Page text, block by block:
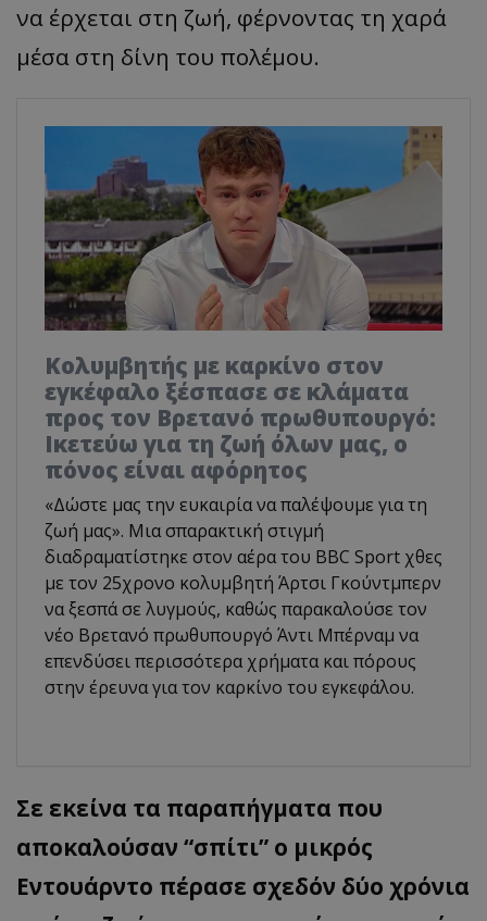
να έρχεται στη ζωή, φέρνοντας τη χαρά
μέσα στη δίνη του πολέμου.
Κολυμβητής με καρκίνο στον
εγκέφαλο ξέσπασε σε κλάματα
προς τον Βρετανό πρωθυπουργό:
Ικετεύω για τη ζωή όλων μας, ο
πόνος είναι αφόρητος
«Δώστε μας την ευκαιρία να παλέψουμε για τη
ζωή μας». Μια σπαρακτική στιγμή
διαδραματίστηκε στον αέρα του BBC Sport χθες
με τον 25χρονο κολυμβητή Άρτσι Γκούντμπερν
να ξεσπά σε λυγμούς, καθώς παρακαλούσε τον
νέο Βρετανό πρωθυπουργό Άντι Μπέρναμ να
επενδύσει περισσότερα χρήματα και πόρους
στην έρευνα για τον καρκίνο του εγκεφάλου.
Σε εκείνα τα παραπήγματα που
αποκαλούσαν “σπίτι” ο μικρός
Εντουάρντο πέρασε σχεδόν δύο χρόνια